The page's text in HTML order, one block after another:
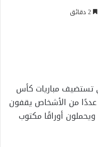
تستضيف مباريات كأس
عددًا من الأشخاص يقفون
أوراقًا مكتوب